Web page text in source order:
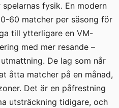
fysik. En modern
60 matcher per säsong för
till ytterligare en VM-
med mer resande –
De lag som når
åtta matcher på en månad,
Det är en påfrestning
utsträckning tidigare, och